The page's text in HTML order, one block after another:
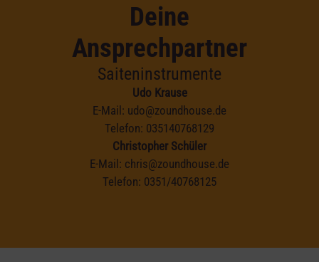
Deine
Ansprechpartner
Saiteninstrumente
Udo Krause
E-Mail: udo@zoundhouse.de
Telefon: 035140768129
Christopher Schüler
E-Mail: chris@zoundhouse.de
Telefon: 0351/40768125